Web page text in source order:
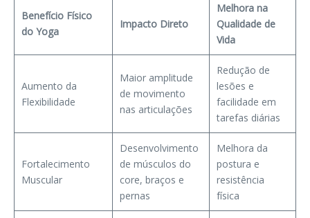
Benefício Físico
do Yoga
Impacto Direto
Melhora na
Qualidade de
Vida
Aumento da
Flexibilidade
Maior amplitude
de movimento
nas articulações
Redução de
lesões e
facilidade em
tarefas diárias
Fortalecimento
Muscular
Desenvolvimento
de músculos do
core, braços e
pernas
Melhora da
postura e
resistência
física